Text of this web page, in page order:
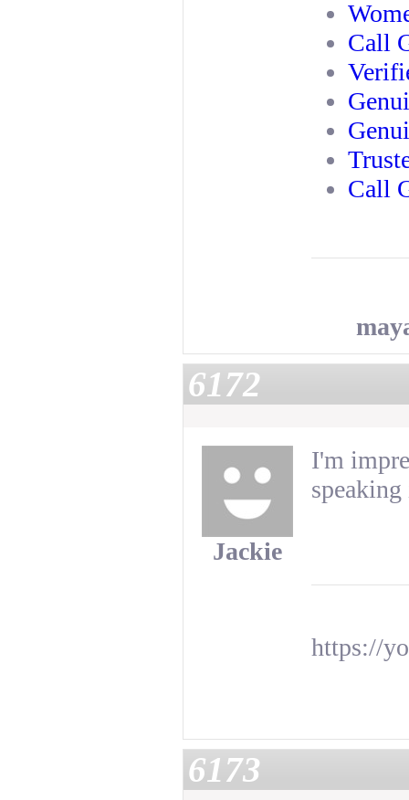
Call
Call
6172
Jackie
I'm
https://
6173